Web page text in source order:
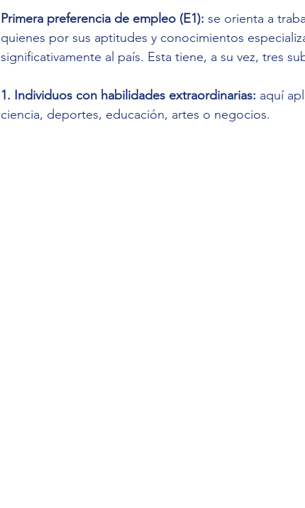
Primera preferencia de empleo (E1): se orienta a
quienes por sus aptitudes y conocimientos
significativamente al país. Esta tiene, a su vez, tres
1. Individuos con habilidades extraordinarias: aquí
ciencia, deportes, educación, artes o negocios.